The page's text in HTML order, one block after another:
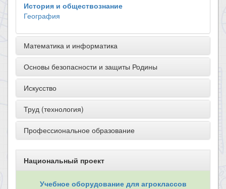
История и обществознание
География
Математика и информатика
Основы безопасности и защиты Родины
Искусство
Труд (технология)
Профессиональное образование
Национальный проект
Учебное оборудование для агроклассов